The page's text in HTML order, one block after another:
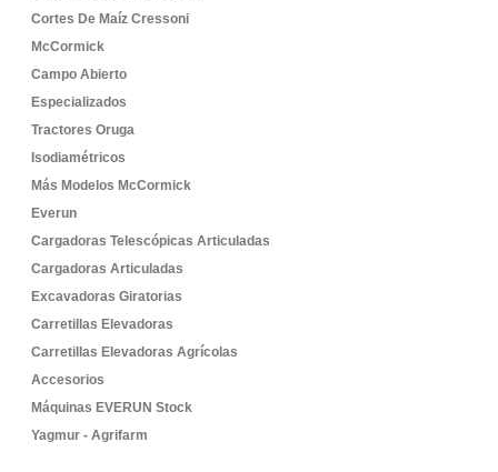
Cortes De Maíz Cressoni
McCormick
Campo Abierto
Especializados
Tractores Oruga
Isodiamétricos
Más Modelos McCormick
Everun
Cargadoras Telescópicas Articuladas
Cargadoras Articuladas
Excavadoras Giratorias
Carretillas Elevadoras
Carretillas Elevadoras Agrícolas
Accesorios
Máquinas EVERUN Stock
Yagmur - Agrifarm